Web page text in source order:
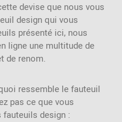
devise que nous vous
design qui vous
présenté ici, nous
ligne une multitude de
de renom.
ressemble le fauteuil
pas ce que vous
fauteuils design :